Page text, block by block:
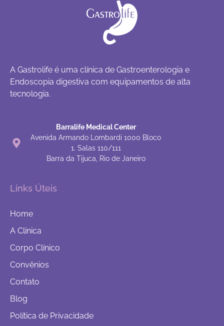
A Gastrolife é uma clínica de Gastroenterologia e
Endoscopia digestiva com equipamentos de alta
tecnologia.
Barralife Medical Center
Avenida Armando Lombardi 1000 Bloco
1. Salas 110/111
Barra da Tijuca, Rio de Janeiro
Links Úteis
Home
A Clínica
Corpo Clínico
Convênios
Contato
Blog
Política de Privacidade